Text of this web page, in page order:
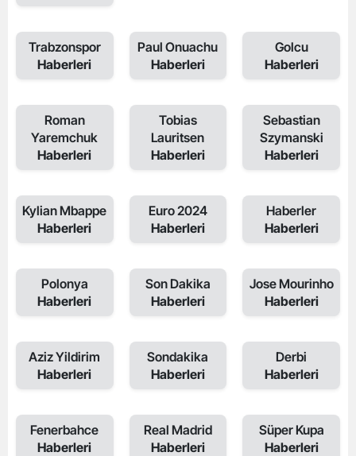
Trabzonspor
Haberleri
Paul Onuachu
Haberleri
Golcu
Haberleri
Roman
Yaremchuk
Haberleri
Tobias
Lauritsen
Haberleri
Sebastian
Szymanski
Haberleri
Kylian Mbappe
Haberleri
Euro 2024
Haberleri
Haberler
Haberleri
Polonya
Haberleri
Son Dakika
Haberleri
Jose Mourinho
Haberleri
Aziz Yildirim
Haberleri
Sondakika
Haberleri
Derbi
Haberleri
Fenerbahce
Haberleri
Real Madrid
Haberleri
Süper Kupa
Haberleri